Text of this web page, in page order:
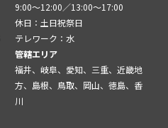
9:00～12:00／13:00～17:00
休日：土日祝祭日
テレワーク：水
管轄エリア
福井、岐阜、愛知、三重、近畿地
方、島根、鳥取、岡山、徳島、香
川